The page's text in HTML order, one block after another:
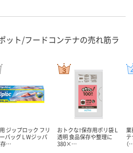
ット/フードコンテナの売れ筋ラ
ジップロック フリ
バッグ L Wジッパ
存…
おトクな！保存用ポリ袋 L
透明 食品保存や整理に
380×…
業
（